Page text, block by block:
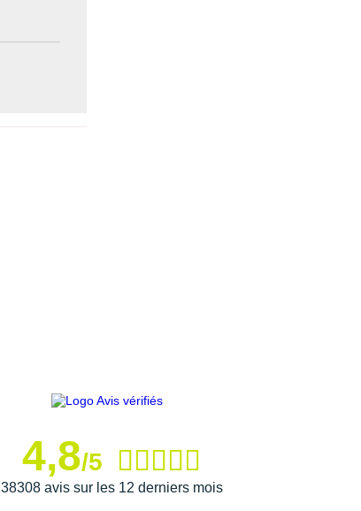
4,8/5
38308 avis sur les 12 derniers mois